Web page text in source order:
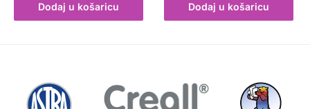
Dodaj u košaricu Dodaj u košaricu